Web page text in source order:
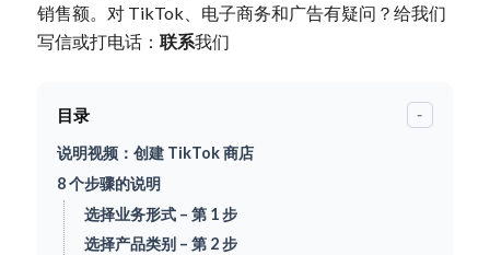
销售额。对 TikTok、电子商务和广告有疑问？给我们
写信或打电话： 联系我们
目录 -
说明视频：创建 TikTok 商店
8 个步骤的说明
选择业务形式 – 第 1 步
选择产品类别 – 第 2 步